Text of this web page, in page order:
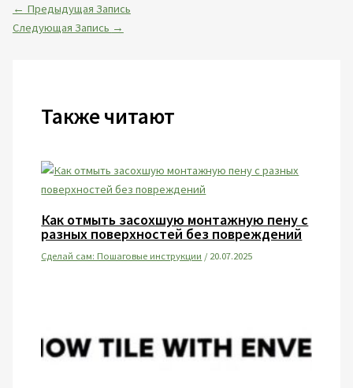
← Предыдущая Запись
Следующая Запись →
Также читают
Как отмыть засохшую монтажную пену с
разных поверхностей без повреждений
Сделай сам: Пошаговые инструкции /20.07.2025